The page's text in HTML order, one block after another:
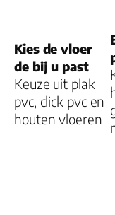
Kies de vloer
de bij u past
Keuze uit plak
pvc, click pvc en
houten vloeren